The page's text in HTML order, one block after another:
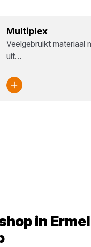
Mul­ti­plex
Veelgebruikt materiaal
uit…
in